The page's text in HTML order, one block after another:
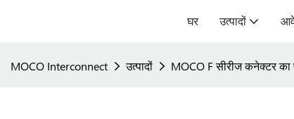
घर उत्पादों
MOCO Interconnect उत्पादों MOCO F सीरीज कनेक्टर का